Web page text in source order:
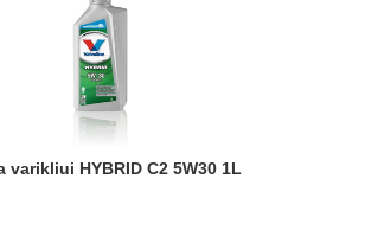
varikliui HYBRID C2 5W30 1L